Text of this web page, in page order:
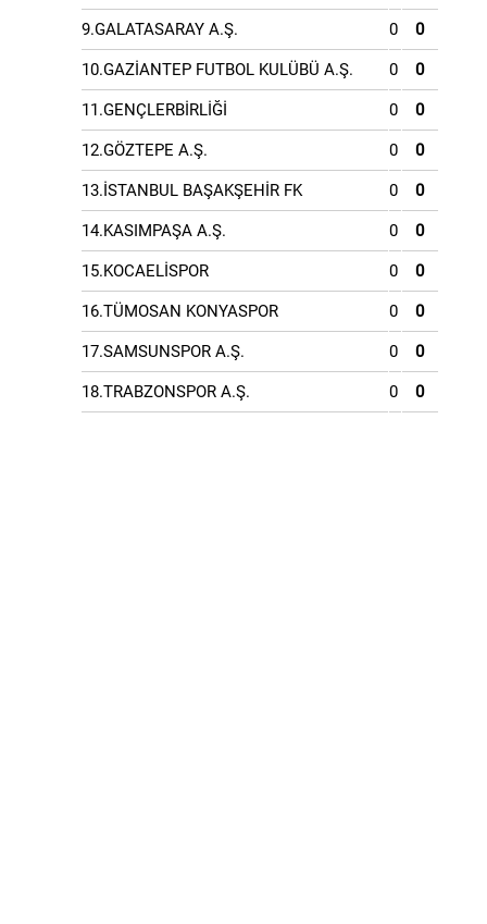
9.GALATASARAY A.Ş. 0 0
10.GAZİANTEP FUTBOL KULÜBÜ A.Ş. 0 0
11.GENÇLERBİRLİĞİ 0 0
12.GÖZTEPE A.Ş. 0 0
13.İSTANBUL BAŞAKŞEHİR FK 0 0
14.KASIMPAŞA A.Ş. 0 0
15.KOCAELİSPOR 0 0
16.TÜMOSAN KONYASPOR 0 0
17.SAMSUNSPOR A.Ş. 0 0
18.TRABZONSPOR A.Ş. 0 0